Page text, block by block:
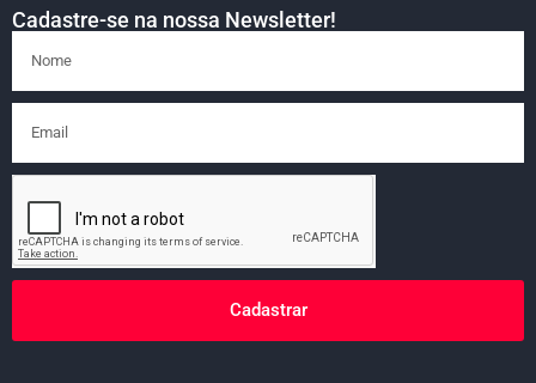
Cadastre-se na nossa Newsletter!
Cadastrar